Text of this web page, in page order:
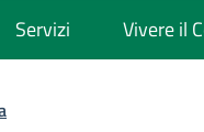
Servizi Vivere il